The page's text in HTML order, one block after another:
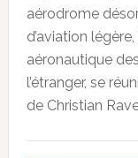
aérodrome
d’aviation
aéronautique
l’étranger, se
de Christian